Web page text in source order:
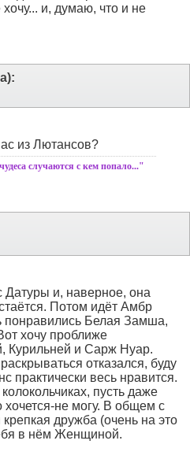
и, думаю, что и не
из Лютансов?
случаются с кем попало..."
Датуры и, наверное, она
Потом идёт Амбр
Белая Замша,
хочу проближе
Курильней и Сарж Нуар.
отказался, буду
практически весь нравится.
пусть даже
не могу. В общем с
дружба (очень на это
в нём Женщиной.